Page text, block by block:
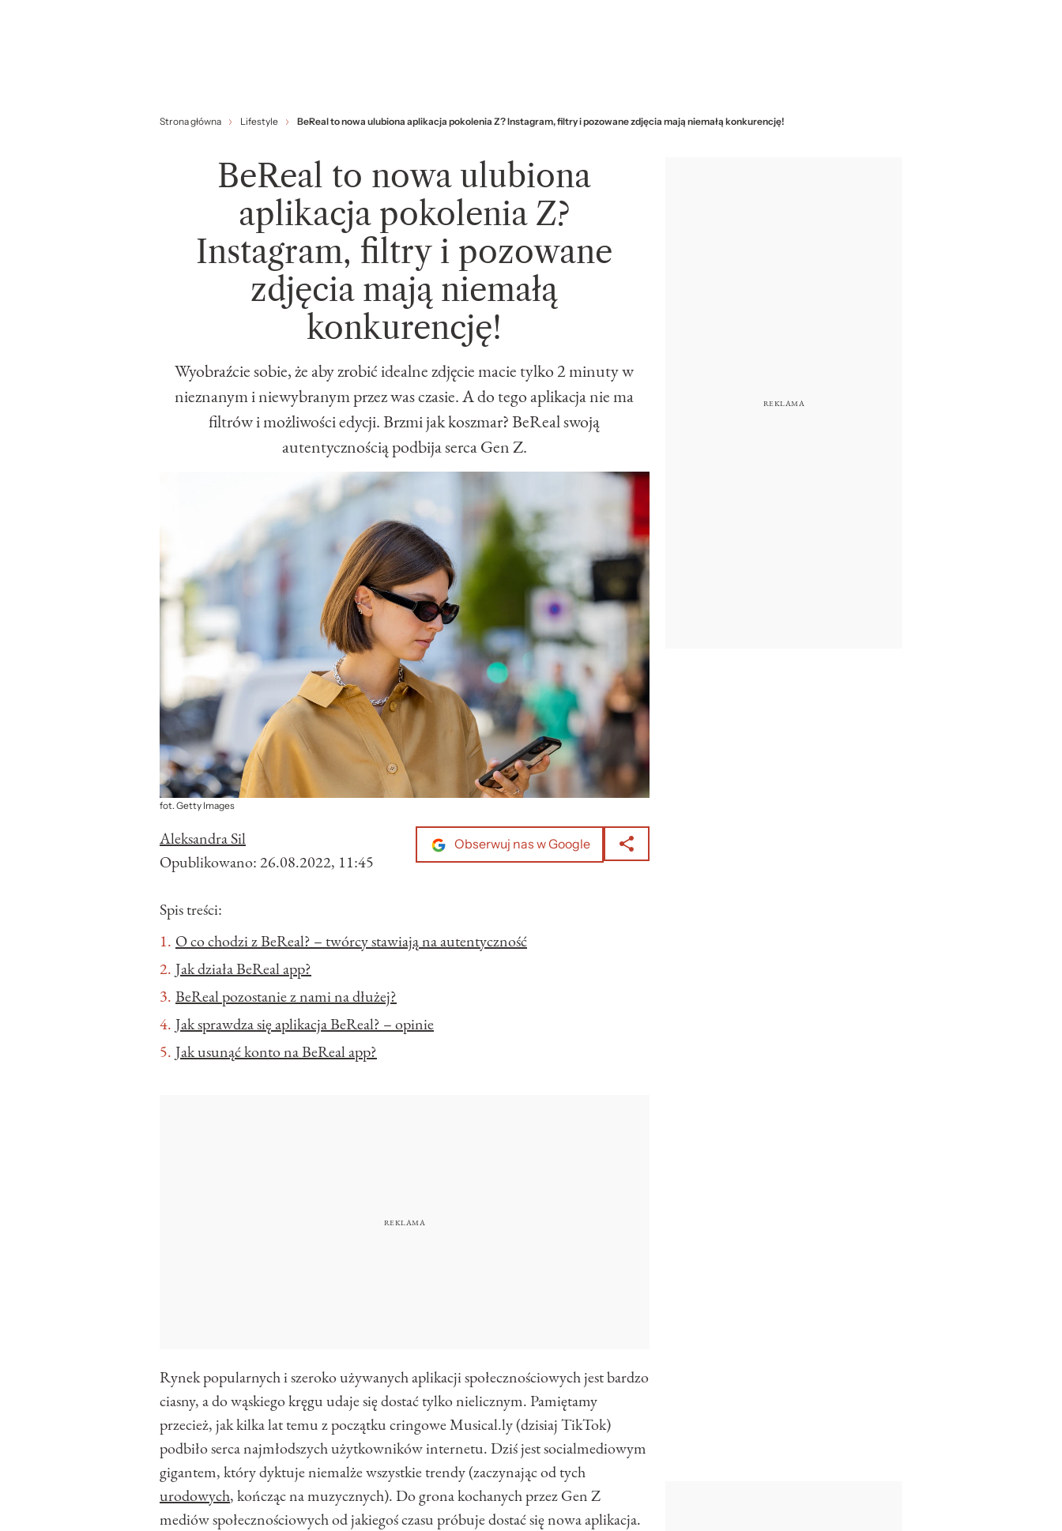
Strona główna Lifestyle BeReal to nowa ulubiona aplikacja pokolenia Z? Instagram, filtry i pozowane zdjęcia mają niemałą konkurencję!
BeReal to nowa ulubiona
aplikacja pokolenia Z?
Instagram, filtry i pozowane
zdjęcia mają niemałą
konkurencję!
Wyobraźcie sobie, że aby zrobić idealne zdjęcie macie tylko 2 minuty w
nieznanym i niewybranym przez was czasie. A do tego aplikacja nie ma
filtrów i możliwości edycji. Brzmi jak koszmar? BeReal swoją
autentycznością podbija serca Gen Z.
fot. Getty Images
Aleksandra Sil
Opublikowano:26.08.2022, 11:45
Obserwuj nas w Google
Spis treści:
O co chodzi z BeReal? – twórcy stawiają na autentyczność
Jak działa BeReal app?
BeReal pozostanie z nami na dłużej?
Jak sprawdza się aplikacja BeReal? – opinie
Jak usunąć konto na BeReal app?
Rynek popularnych i szeroko używanych aplikacji społecznościowych jest bardzo
ciasny, a do wąskiego kręgu udaje się dostać tylko nielicznym. Pamiętamy
przecież, jak kilka lat temu z początku cringowe Musical.ly (dzisiaj TikTok)
podbiło serca najmłodszych użytkowników internetu. Dziś jest socialmediowym
gigantem, który dyktuje niemalże wszystkie trendy (zaczynając od tych
urodowych, kończąc na muzycznych). Do grona kochanych przez Gen Z
mediów społecznościowych od jakiegoś czasu próbuje dostać się nowa aplikacja.